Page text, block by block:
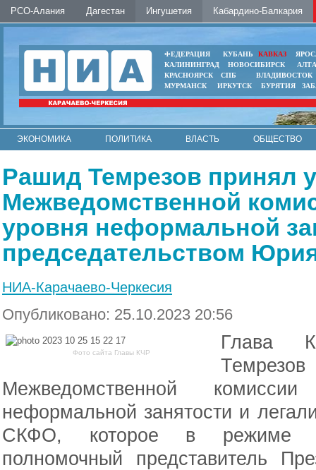
РСО-Алания Дагестан Ингушетия Кабардино-Балкария
ФЕДЕРАЦИЯ КУБАНЬ КАВКАЗ
КАЛИНИНГРАД
НОВОСИБИРСК
КРАСНОЯРСК
СПБ
ВЛАДИВОСТОК
МУРМАНСК
ИРКУТСК БУРЯТИЯ
ЭКОНОМИКА ПОЛИТИКА ВЛАСТЬ
ОБЩЕСТВО
Рашид Темрезов принял
Межведомственной
уровня неформальной
председательством
НИА-Карачаево-Черкесия
Опубликовано: 25.10.2023 20:56
Фото сайта Главы КЧР
Глава
Темрезов
Межведомственной
неформальной занятости и
СКФО, которое в режиме
полномочный представитель